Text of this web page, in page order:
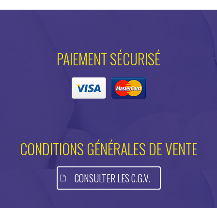
PAIEMENT SÉCURISÉ
CONDITIONS GÉNÉRALES DE VENTE
CONSULTER LES C.G.V.